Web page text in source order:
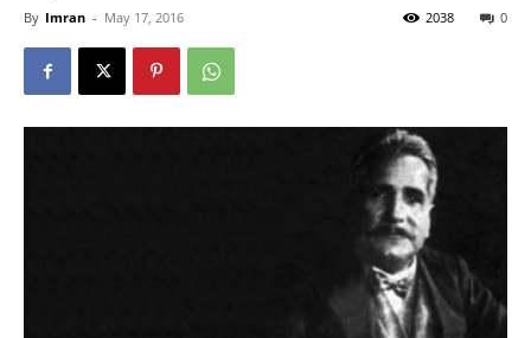
By Imran - May 17, 2016 0
2038